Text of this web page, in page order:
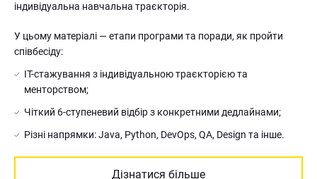
індивідуальна навчальна траєкторія.
У цьому матеріалі — етапи програми та поради, як пройти
співбесіду:
IT-стажування з індивідуальною траєкторією та
менторством;
Чіткий 6-ступеневий відбір з конкретними дедлайнами;
Різні напрямки: Java, Python, DevOps, QA, Design та інше.
Дізнатися більше